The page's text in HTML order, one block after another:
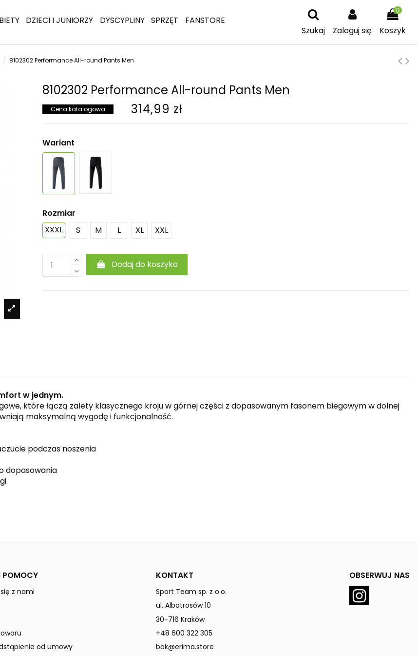
DZIECI I JUNIORZY DYSCYPLINY SPRZĘT
FANSTORE
Szukaj
Zaloguj się
0
Koszyk
8102302 Performance All-round Pants Men
8102302 Performance All-round Pants Men
Cena katalogowa 314,99 zł
Wariant
Rozmiar
XXXL
S M L XL XXL
Dodaj do koszyka
w jednym.
które łączą zalety klasycznego kroju w górnej części z dopasowanym fasonem biegowym w dolnej
maksymalną wygodę i funkcjonalność.
podczas noszenia
dopasowania
POMOCY
z nami
od umowy
KONTAKT
Sport Team sp. z o.o.
ul. Albatrosów 10
30-716 Kraków
+48 600 322 305
bok@erima.store
OBSERWUJ NAS